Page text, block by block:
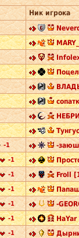
Ник игрока
-1
-
-1
-1
Froll
-1
-1
-
-1
-1